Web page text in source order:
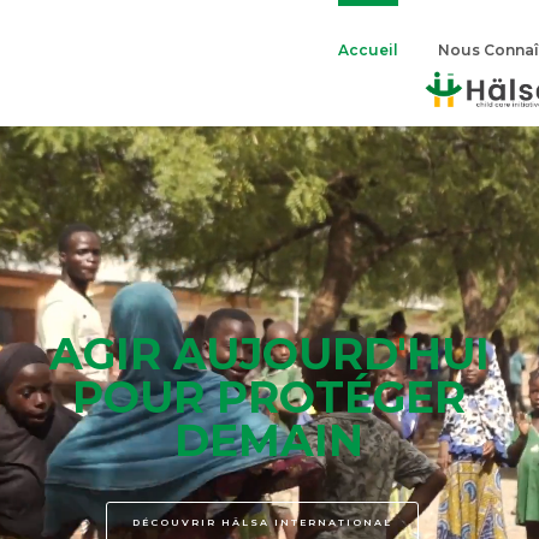
Accueil Nous
AGIR AUJOURD'HUI
POUR PROTÉGER
DEMAIN
DÉCOUVRIR HÄLSA INTERNATIONAL